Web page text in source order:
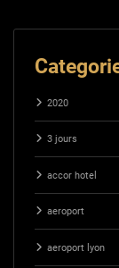
2020
3 jours
accor hotel
aeroport
aeroport lyon